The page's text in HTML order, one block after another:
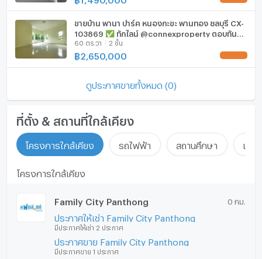
ขายบ้าน พานา ปาร์ค หนองกะขะ พานทอง ชลบุรี CX-
103869 ✅ ทักไลน์ @connexproperty ตอบทันที
ทีมงานมืออาชีพ ✅
60 ตร.วา 2 ชั้น
฿2,650,000
ดูประกาศขายทั้งหมด (0)
ที่ตั้ง & สถานที่ใกล้เคียง
โครงการใกล้เคียง รถไฟฟ้า สถานศึกษา แหล่
โครงการใกล้เคียง
Family City Panthong 0 กม.
ประกาศให้เช่า Family City Panthong
มีประกาศให้เช่า 2 ประกาศ
ประกาศขาย Family City Panthong
มีประกาศขาย 1 ประกาศ